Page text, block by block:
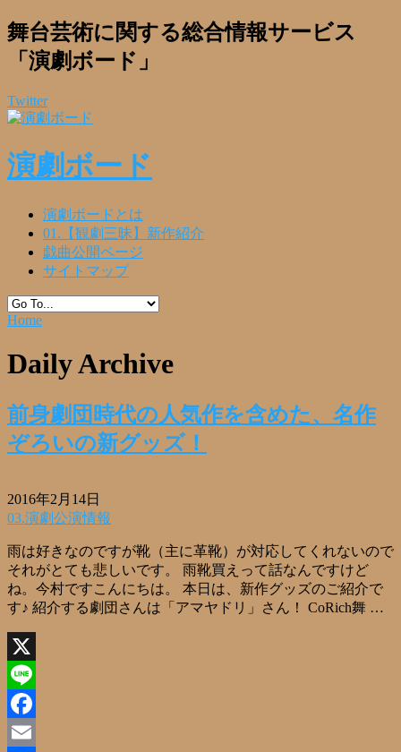
舞台芸術に関する総合情報サービス
「演劇ボード」
Twitter
演劇ボード
演劇ボードとは
01.【観劇三昧】新作紹介
戯曲公開ページ
サイトマップ
Home
Daily Archive
前身劇団時代の人気作を含めた、名作
ぞろいの新グッズ！
2016年2月14日
03.演劇公演情報
雨は好きなのですが靴（主に革靴）が対応してくれないので
それがとても悲しいです。 雨靴買えって話なんですけど
ね。今村ですこんにちは。 本日は、新作グッズのご紹介で
す♪ 紹介する劇団さんは「アマヤドリ」さん！ CoRich舞 …
X
Line
Facebook